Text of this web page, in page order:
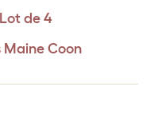
de 4
Maine Coon